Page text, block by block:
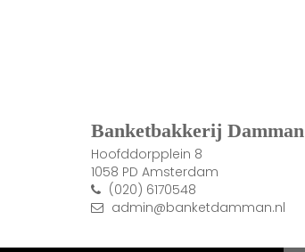
Banketbakkerij Damman
Hoofddorpplein 8
1058 PD Amsterdam
(020) 6170548
admin@banketdamman.nl